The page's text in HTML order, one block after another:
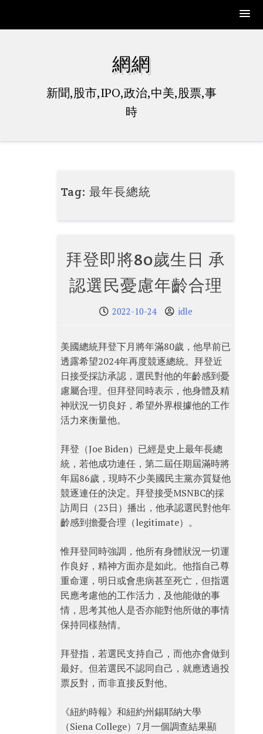
網網
新聞,股市,IPO,政治,中美,股票,事
時
Tag:最年長總統
拜登即將80歲生日 承
認選民憂慮年齡合理
2022-10-24 idle
美國總統拜登下月將年滿80歲，他早前已
透露希望2024年再度競逐總統。拜登近
日接受採訪承認，選民對他的年齡感到憂
慮屬合理。但拜登同時表示，他身體及精
神狀況一切良好，希望外界根據他的工作
活力來衡量他。
拜登（Joe Biden）已經是史上最年長總
統，若他成功連任，第二屆任期屆滿時將
年屆86歲，現時不少美國民主黨亦質疑他
競逐連任的決定。拜登接受MSNBC的採
訪周日（23日）播出，他承認選民對他年
齡感到擔憂合理（legitimate）。
惟拜登同時強調，他所有身體狀況一切運
作良好，精神方面亦是如此。他指自己尊
重命運，明日或會患病甚至死亡，但指選
民應考慮他的工作活力，及他能做的事
情，思考其他人是否亦能對他所做的事情
保持同樣熱情。
拜登指，若選民支持自己，而他亦會做到
最好。但若選民不認同自己，就應透過投
票反對，而非直接反對他。
《紐約時報》和紐約州錫耶納大學
（Siena College）7月一個調查結果顯